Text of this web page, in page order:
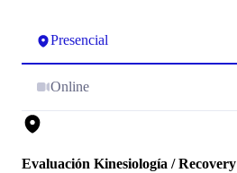
Presencial
Online
Evaluación Kinesiología / Recovery